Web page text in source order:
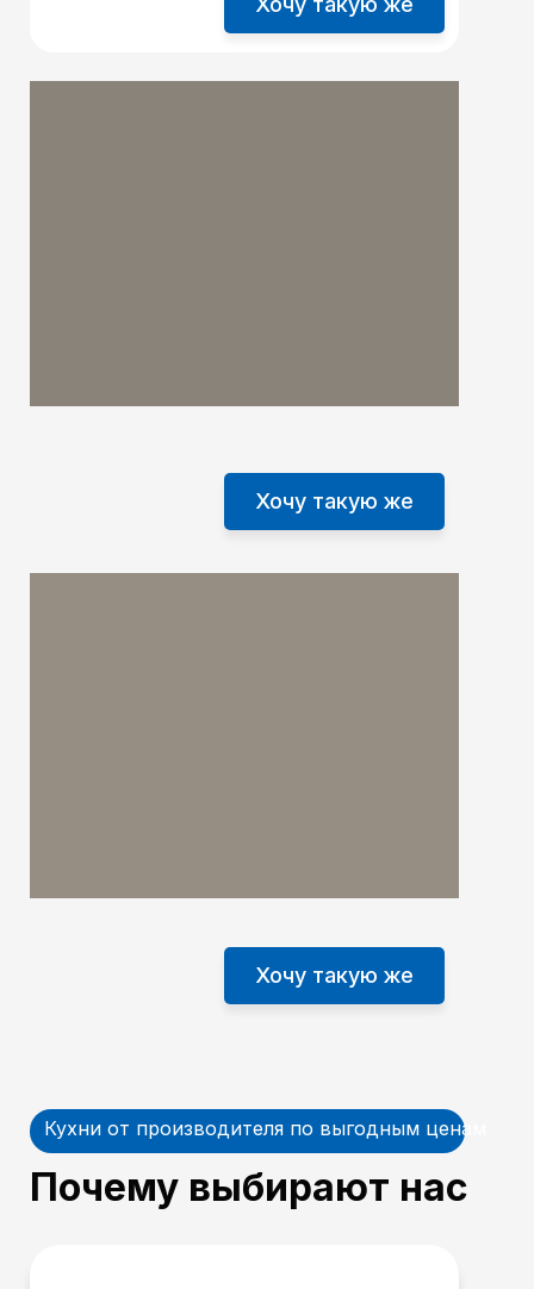
Хочу такую же
Хочу такую же
Почему выбирают нас
Кухни от производителя по выгодным ценам